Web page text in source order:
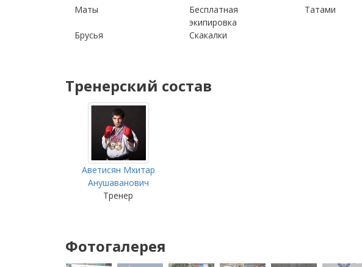
Маты
Бесплатная
экипировка
Татами
Брусья
Скакалки
Тренерский состав
Аветисян Мхитар
Анушаванович
Тренер
Фотогалерея